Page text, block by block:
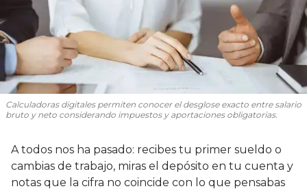
Calculadoras digitales permiten conocer el desglose exacto entre salario
bruto y neto considerando impuestos y aportaciones obligatorias.
A todos nos ha pasado: recibes tu primer sueldo o
cambias de trabajo, miras el depósito en tu cuenta y
notas que la cifra no coincide con lo que pensabas